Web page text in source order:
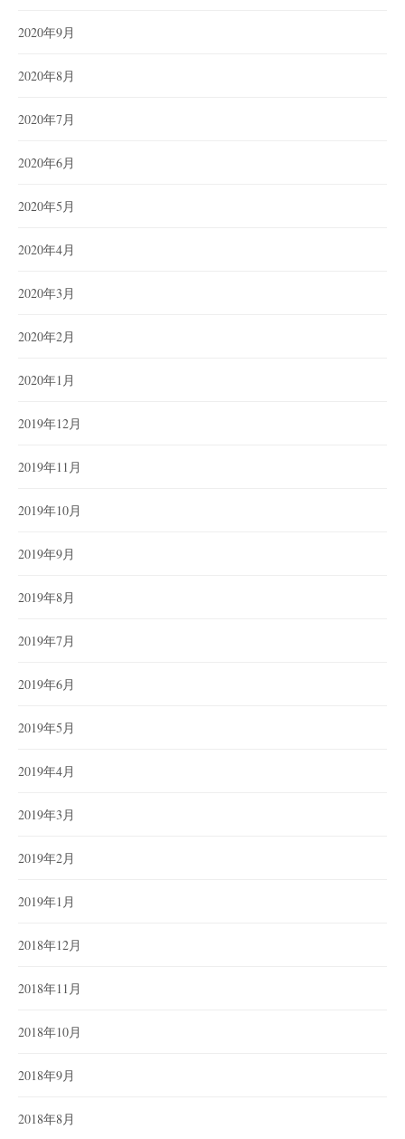
2020年9月
2020年8月
2020年7月
2020年6月
2020年5月
2020年4月
2020年3月
2020年2月
2020年1月
2019年12月
2019年11月
2019年10月
2019年9月
2019年8月
2019年7月
2019年6月
2019年5月
2019年4月
2019年3月
2019年2月
2019年1月
2018年12月
2018年11月
2018年10月
2018年9月
2018年8月